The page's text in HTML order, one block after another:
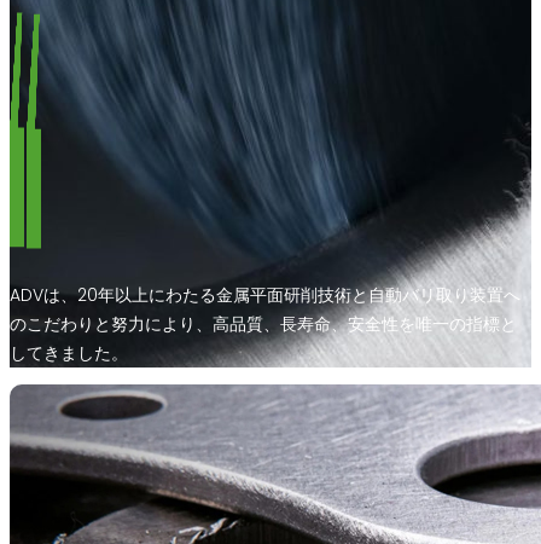
ADVは、20年以上にわたる金属平面研削技術と自動バリ取り装置へ
のこだわりと努力により、高品質、長寿命、安全性を唯一の指標と
してきました。